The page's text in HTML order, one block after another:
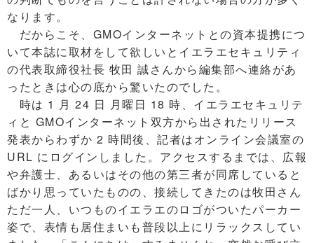
なります。
だからこそ、GMOインターネットとの資本提携につ
いて本誌に取材をして欲しいとイエラエセキュリティ
の代表取締役社長 牧田 誠さんから編集部へ連絡があ
ったときは心の底から驚いたのでした。
時は 1 月 24 日 月曜日 18 時、イエラエセキュリテ
ィと GMOインターネット双方から出されたリリース
発表からわずか 2 時間後、記者はオンライン会議室の
URL にログインしました。アクセスするまでは、広報
や弁護士、あるいはその他の第三者が同席していると
ばかり思っていたものの、接続してきたのは牧田さん
ただ一人、いつものイエラエのロゴがついたパーカー
姿で、表情も居住まいも普段以上にリラックスしてい